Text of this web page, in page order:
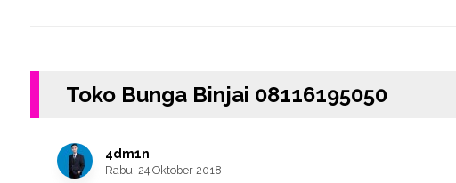
Toko Bunga Binjai 08116195050
4dm1n
Rabu, 24 Oktober 2018